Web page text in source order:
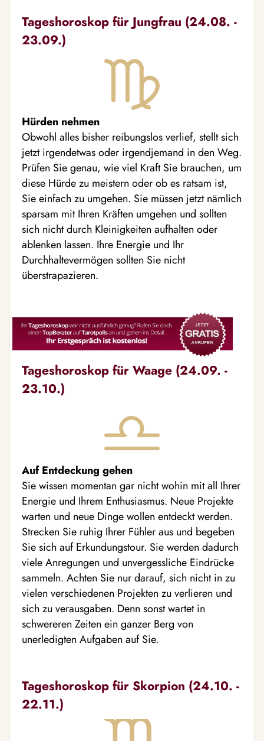
Tageshoroskop für Jungfrau (24.08. -
23.09.)
Hürden nehmen
Obwohl alles bisher reibungslos verlief, stellt sich
jetzt irgendetwas oder irgendjemand in den Weg.
Prüfen Sie genau, wie viel Kraft Sie brauchen, um
diese Hürde zu meistern oder ob es ratsam ist,
Sie einfach zu umgehen. Sie müssen jetzt nämlich
sparsam mit Ihren Kräften umgehen und sollten
sich nicht durch Kleinigkeiten aufhalten oder
ablenken lassen. Ihre Energie und Ihr
Durchhaltevermögen sollten Sie nicht
überstrapazieren.
Tageshoroskop für Waage (24.09. -
23.10.)
Auf Entdeckung gehen
Sie wissen momentan gar nicht wohin mit all Ihrer
Energie und Ihrem Enthusiasmus. Neue Projekte
warten und neue Dinge wollen entdeckt werden.
Strecken Sie ruhig Ihrer Fühler aus und begeben
Sie sich auf Erkundungstour. Sie werden dadurch
viele Anregungen und unvergessliche Eindrücke
sammeln. Achten Sie nur darauf, sich nicht in zu
vielen verschiedenen Projekten zu verlieren und
sich zu verausgaben. Denn sonst wartet in
schwereren Zeiten ein ganzer Berg von
unerledigten Aufgaben auf Sie.
Tageshoroskop für Skorpion (24.10. -
22.11.)